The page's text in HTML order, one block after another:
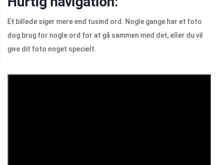
Et billede siger mere end tusind ord. Nogle gange har et foto
dog brug for nogle ord for at gå sammen med det, eller du vil
give dit foto noget specielt.